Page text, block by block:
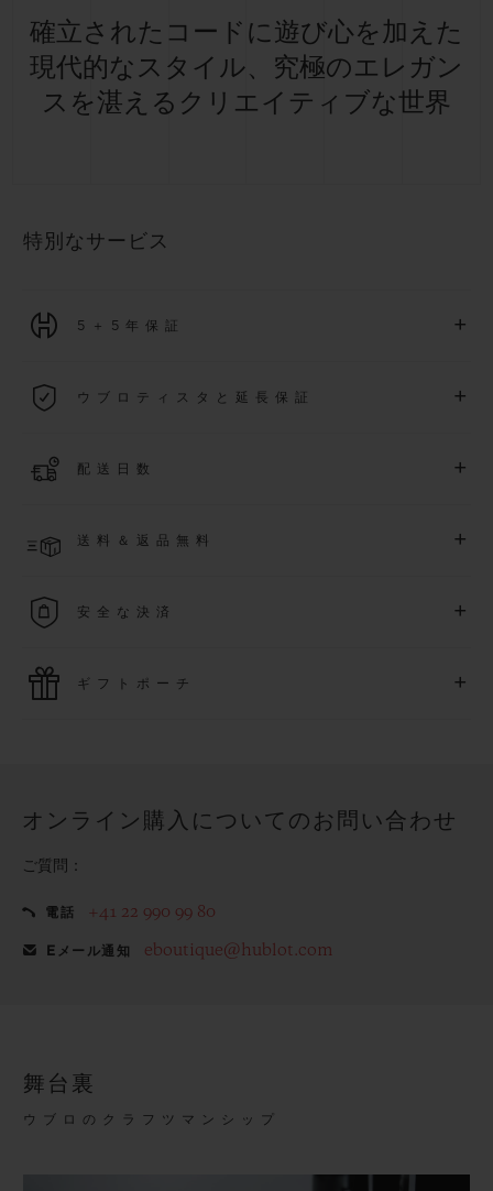
確立されたコードに遊び心を加えた
現代的なスタイル、究極のエレガン
スを湛えるクリエイティブな世界
特別なサービス
5＋5年保証 +
際保証が適用されます。
ウブロティスタと延長保証 +
月1 日以降に購入された時計を対象に、保証を
詳細を表示する
配送日数 +
より異なる場合がございます
送料＆返品無料 +
す
安全な決済 +
ご購入は迅速で安全に処理され、お客様の個人情報は確実に
ギフトポーチ +
オンライン購入についてのお問い合わせ
ご質問：
電話 +41 22 990 99 80
Eメール通知 eboutique@hublot.com
舞台裏
ウブロのクラフツマンシップ